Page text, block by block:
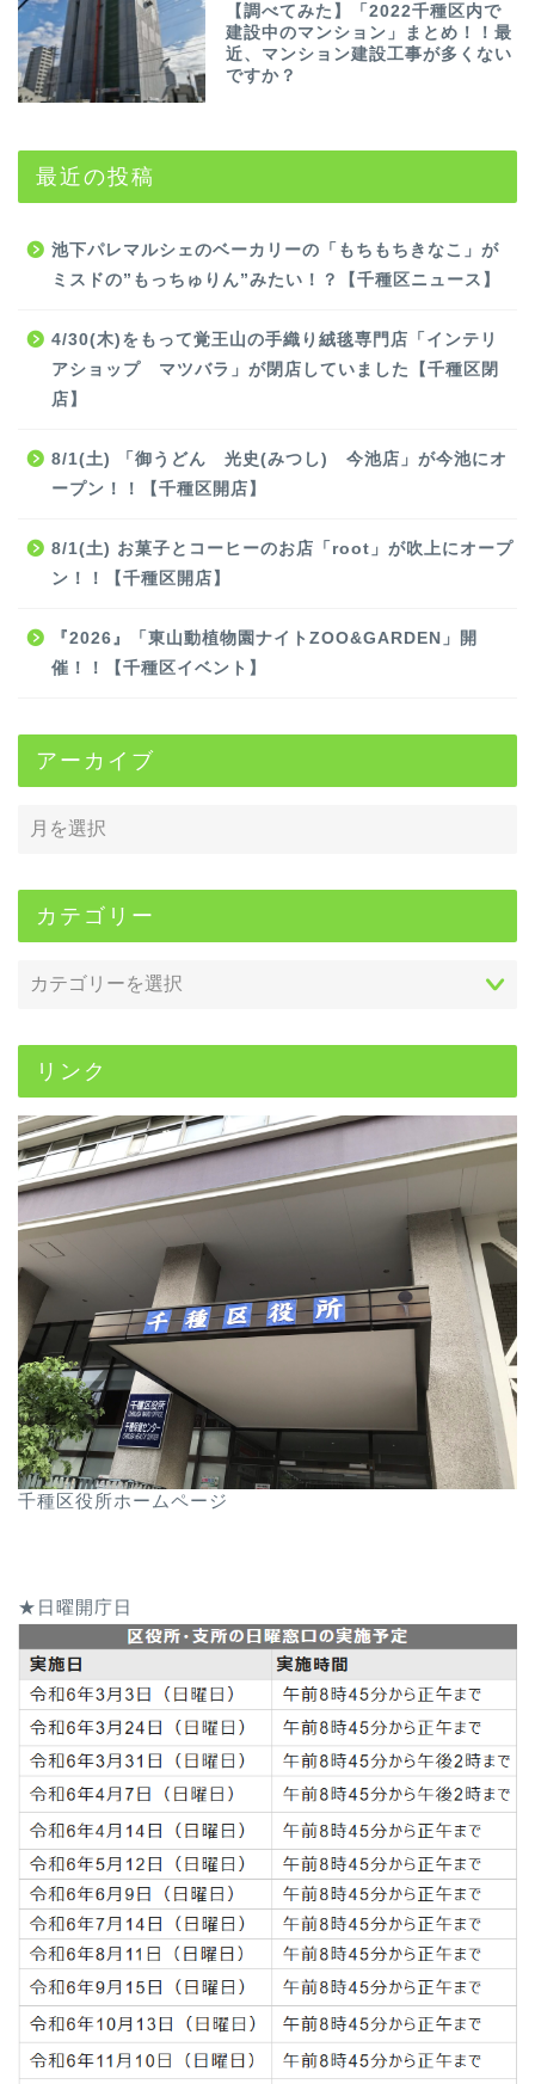
【調べてみた】「2022千種区内で
建設中のマンション」まとめ！！最
近、マンション建設工事が多くない
ですか？
最近の投稿
池下パレマルシェのベーカリーの「もちもちきなこ」が
ミスドの”もっちゅりん”みたい！？【千種区ニュース】
4/30(木)をもって覚王山の手織り絨毯専門店「インテリ
アショップ マツバラ」が閉店していました【千種区閉
店】
8/1(土) 「御うどん 光史(みつし) 今池店」が今池にオ
ープン！！【千種区開店】
8/1(土) お菓子とコーヒーのお店「root」が吹上にオープ
ン！！【千種区開店】
『2026』「東山動植物園ナイトZOO&GARDEN」開
催！！【千種区イベント】
アーカイブ
カテゴリー
リンク
千種区役所ホームページ
★日曜開庁日